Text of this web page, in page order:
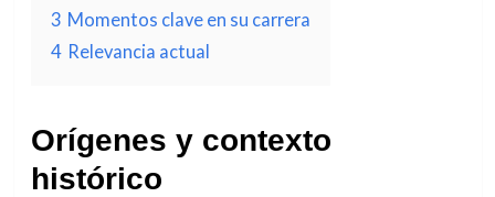
3 Momentos clave en su carrera
4 Relevancia actual
Orígenes y contexto
histórico